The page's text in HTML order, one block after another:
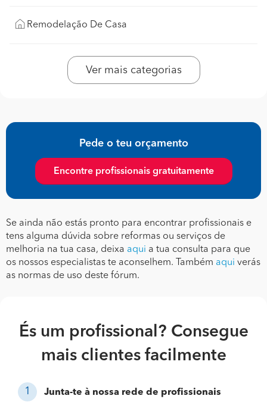
Remodelação De Casa
Ver mais categorias
Pede o teu orçamento
Encontre profissionais gratuitamente
Se ainda não estás pronto para encontrar profissionais e
tens alguma dúvida sobre reformas ou serviços de
melhoria na tua casa, deixa aqui a tua consulta para que
os nossos especialistas te aconselhem. Também aqui verás
as normas de uso deste fórum.
És um profissional? Consegue
mais clientes facilmente
Junta-te à nossa rede de profissionais